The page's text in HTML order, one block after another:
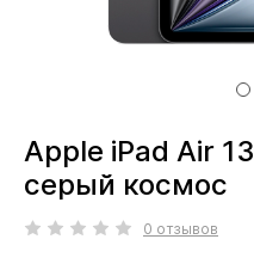
Apple iPad Air
серый космос
0 отзывов